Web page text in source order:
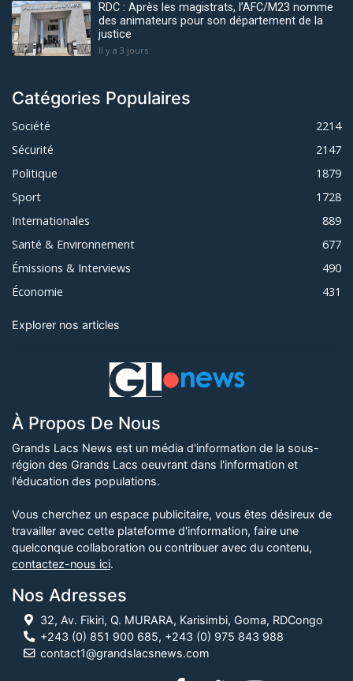
RDC : Après les magistrats, l’AFC/M23 nomme
des animateurs pour son département de la
justice
Il y a 3 jours
Catégories Populaires
Société
2214
Sécurité
2147
Politique
1879
Sport
1728
Internationales
889
Santé & Environnement
677
Émissions & Interviews
490
Économie
431
Explorer nos articles
À Propos De Nous
Grands Lacs News est un média d'information de la sous-
région des Grands Lacs oeuvrant dans l'information et
l'éducation des populations.
Vous cherchez un espace publicitaire, vous êtes désireux de
travailler avec cette plateforme d'information, faire une
quelconque collaboration ou contribuer avec du contenu,
contactez-nous ici.
Nos Adresses
32, Av. Fikiri, Q. MURARA, Karisimbi, Goma, RDCongo
+243 (0) 851 900 685, +243 (0) 975 843 988
contact1@grandslacsnews.com